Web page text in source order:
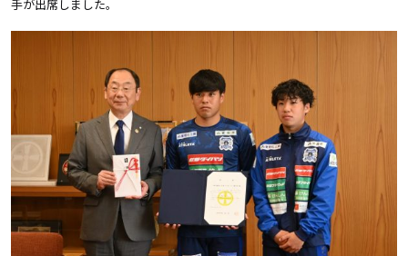
手が出席しました。